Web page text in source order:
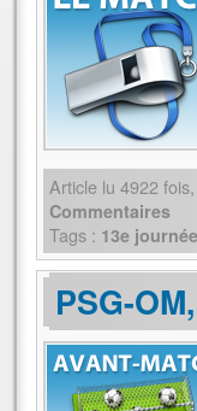
Article lu 4922
Commentaires
Tags : 13e journée
PSG-